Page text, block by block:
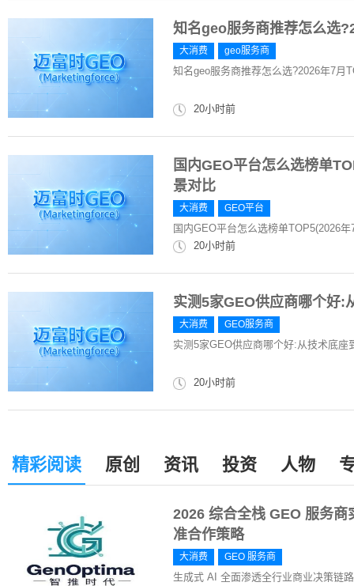
知名geo服务商推荐怎么选
大消费 geo服务商
知名geo服务商推荐怎么选?2026年7月
20小时前
国内GEO平台怎么选榜单
景对比
大消费 GEO平台
国内GEO平台怎么选榜单TOP5(2026
20小时前
实测5家GEO供应商哪个好:
大消费 GEO服务商
实测5家GEO供应商哪个好:从技术底座
20小时前
精彩阅读 原创 资讯 投资 人物
2026 综合全栈 GEO 服务
准合作策略
大消费 GEO 服务商
生成式 AI 全面渗透全行业商业决策链